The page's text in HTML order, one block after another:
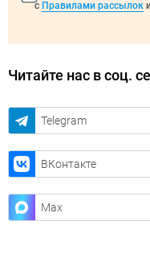
с Правилами рассылок и
Читайте нас в соц.
Telegram
ВКонтакте
Max